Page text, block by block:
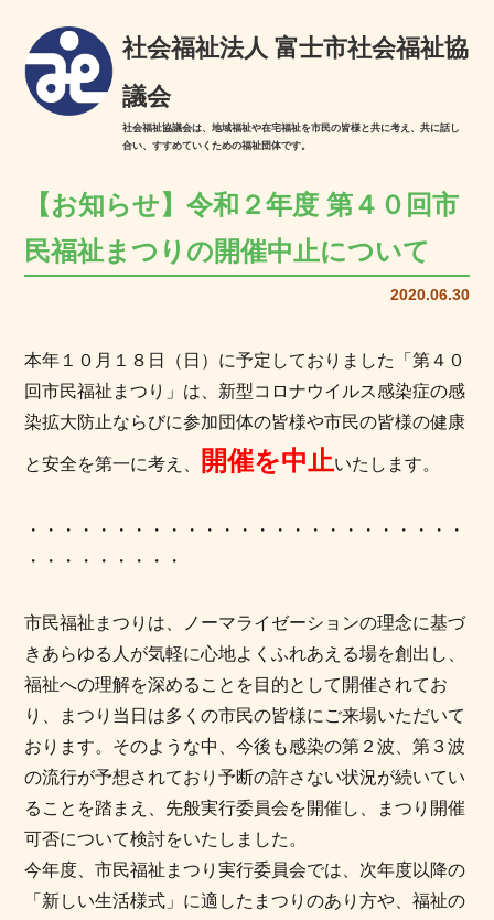
社会福祉法人 富士市社会福祉協
議会
社会福祉協議会は、地域福祉や在宅福祉を市民の皆様と共に考え、共に話し
合い、すすめていくための福祉団体です。
【お知らせ】令和２年度 第４０回市
民福祉まつりの開催中止について
2020.06.30
本年１０月１８日（日）に予定しておりました「第４０
回市民福祉まつり」は、新型コロナウイルス感染症の感
染拡大防止ならびに参加団体の皆様や市民の皆様の健康
と安全を第一に考え、 開催を中止いたします。
・・・・・・・・・・・・・・・・・・・・・・・・・
・・・・・・・・・
市民福祉まつりは、ノーマライゼーションの理念に基づ
きあらゆる人が気軽に心地よくふれあえる場を創出し、
福祉への理解を深めることを目的として開催されてお
り、まつり当日は多くの市民の皆様にご来場いただいて
おります。そのような中、今後も感染の第２波、第３波
の流行が予想されており予断の許さない状況が続いてい
ることを踏まえ、先般実行委員会を開催し、まつり開催
可否について検討をいたしました。
今年度、市民福祉まつり実行委員会では、次年度以降の
「新しい生活様式」に適したまつりのあり方や、福祉の